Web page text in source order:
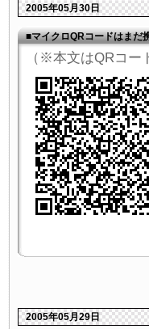
2005年05月30日
■マイクロQRコードはまだ
（※本文はQRコー
2005年05月29日